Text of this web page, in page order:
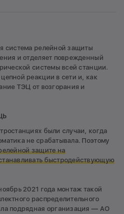
система релейной защиты
и отделяет поврежденный
системы всей станции.
реакции в сети и, как
ТЭЦ от возгорания и
были случаи, когда
не срабатывала. Поэтому
защите на
быстродействующую
2021 года монтаж такой
распределительного
подрядная организация — АО